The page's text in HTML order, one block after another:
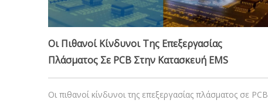
14 Δεκεμβρίου 2024
Οι Πιθανοί Κίνδυνοι Της Επεξεργασίας
Πλάσματος Σε PCB Στην Κατασκευή EMS
Οι πιθανοί κίνδυνοι της επεξεργασίας πλάσματος σε PCB